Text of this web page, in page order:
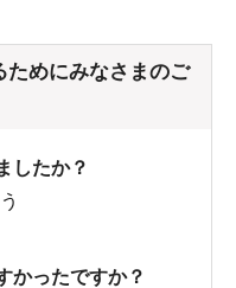
ためにみなさまのご
したか？
かったですか？